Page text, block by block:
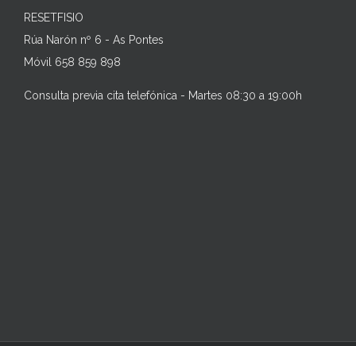
RESETFISIO
Rúa Narón nº 6 - As Pontes
Móvil 658 859 898
Consulta previa cita telefónica - Martes 08:30 a 19:00h